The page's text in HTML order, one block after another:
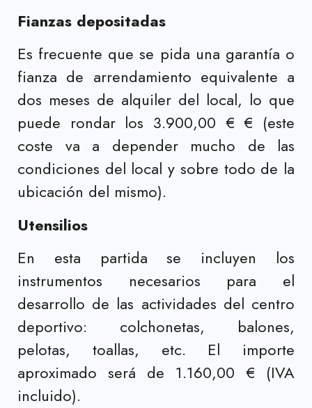
Fianzas depositadas
Es frecuente que se pida una garantía o
fianza de arrendamiento equivalente a
dos meses de alquiler del local, lo que
puede rondar los 3.900,00 € € (este
coste va a depender mucho de las
condiciones del local y sobre todo de la
ubicación del mismo).
Utensilios
En esta partida se incluyen los
instrumentos necesarios para el
desarrollo de las actividades del centro
deportivo: colchonetas, balones,
pelotas, toallas, etc. El importe
aproximado será de 1.160,00 € (IVA
incluido).